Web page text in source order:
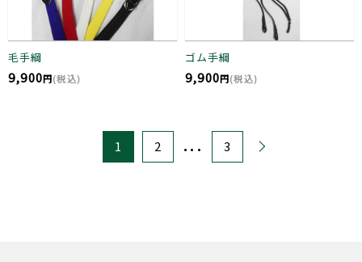
毛手綱
9,900円(税込)
ゴム手綱
9,900円(税込)
1 2 ... 3